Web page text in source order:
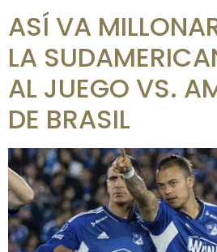
ASÍ VA
LA
AL JUEGO VS.
DE BRASIL